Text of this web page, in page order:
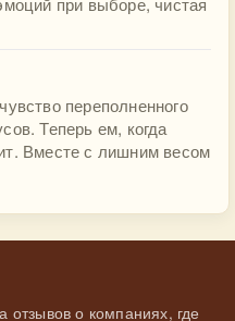
переполненного
Теперь ем, когда
Вместе с лишним весом
о компаниях, где